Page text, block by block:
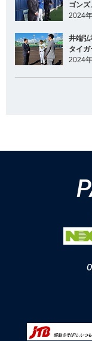
ゴン
2024
井端弘
タイ
2024